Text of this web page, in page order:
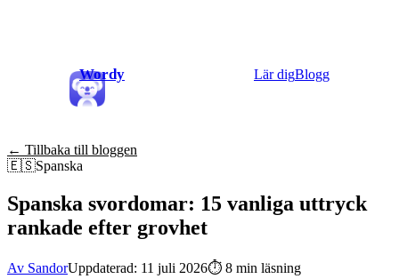
Wordy Lär digBlogg
← Tillbaka till bloggen
🇪🇸Spanska
Spanska svordomar: 15 vanliga uttryck
rankade efter grovhet
Av SandorUppdaterad: 11 juli 2026⏱ 8 min läsning